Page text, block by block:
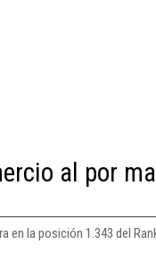
al por
la posición 1.343 del